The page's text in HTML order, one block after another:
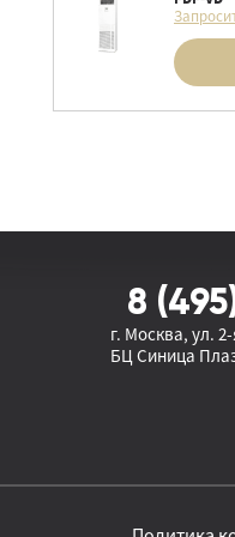
Настенные
Канальные
Потолочные
8
г. Москва, ул.
БЦ Синица